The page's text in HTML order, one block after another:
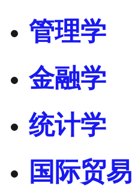
管理学
金融学
统计学
国际贸易